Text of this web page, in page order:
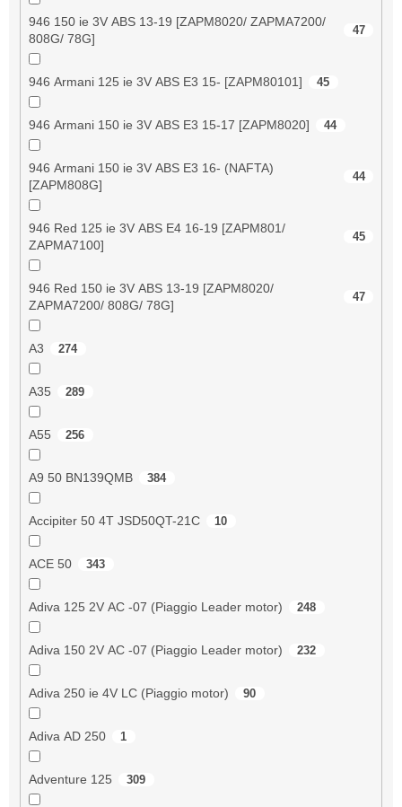
946 150 ie 3V ABS 13-19 [ZAPM8020/ ZAPMA7200/
808G/ 78G]
47
946 Armani 125 ie 3V ABS E3 15- [ZAPM80101] 45
946 Armani 150 ie 3V ABS E3 15-17 [ZAPM8020] 44
946 Armani 150 ie 3V ABS E3 16- (NAFTA)
[ZAPM808G]
44
946 Red 125 ie 3V ABS E4 16-19 [ZAPM801/
ZAPMA7100]
45
946 Red 150 ie 3V ABS 13-19 [ZAPM8020/
ZAPMA7200/ 808G/ 78G]
47
A3 274
A35 289
A55 256
A9 50 BN139QMB 384
Accipiter 50 4T JSD50QT-21C 10
ACE 50 343
Adiva 125 2V AC -07 (Piaggio Leader motor) 248
Adiva 150 2V AC -07 (Piaggio Leader motor) 232
Adiva 250 ie 4V LC (Piaggio motor) 90
Adiva AD 250 1
Adventure 125 309